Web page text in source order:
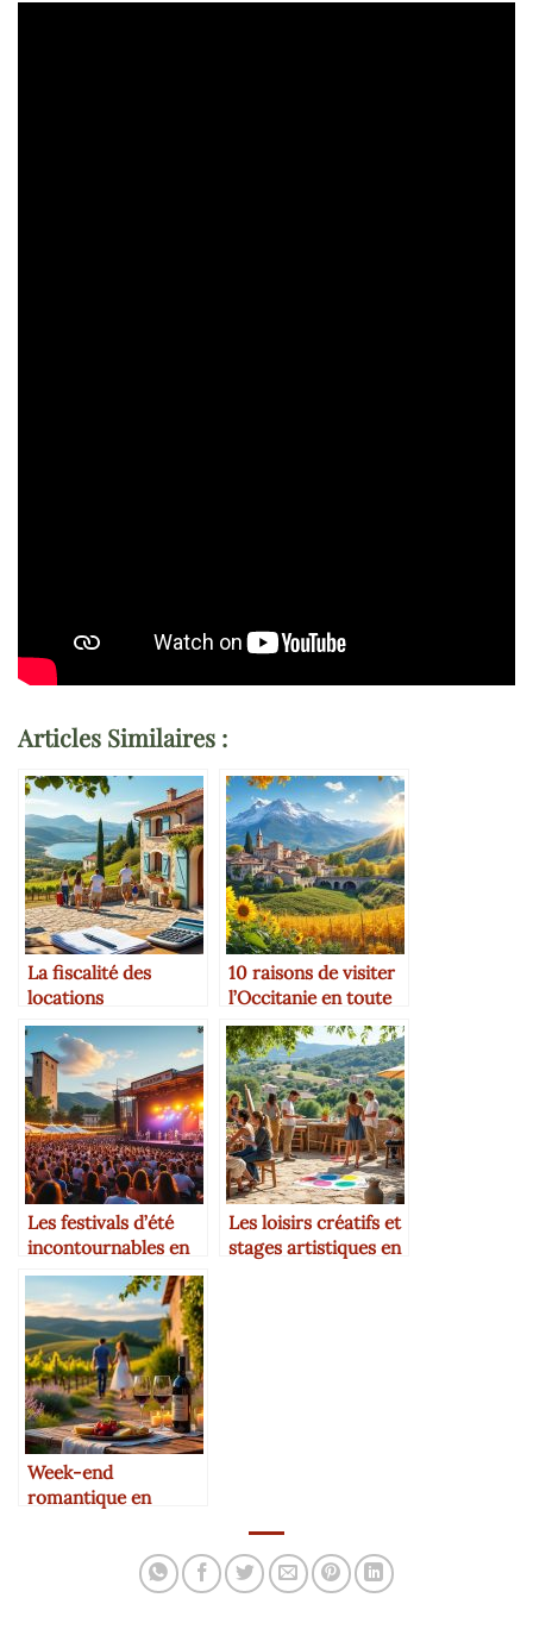
Articles Similaires :
La fiscalité des
locations
touristiques en
Occitanie
10 raisons de visiter
l’Occitanie en toute
saison
Les festivals d’été
incontournables en
Occitanie
Les loisirs créatifs et
stages artistiques en
Week-end
romantique en